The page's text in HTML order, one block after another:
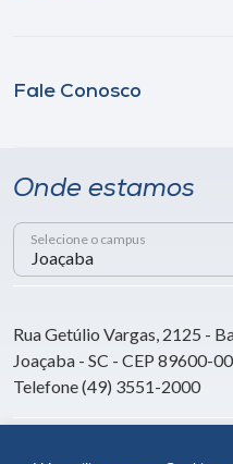
Fale Conosco
Onde estamos
Selecione o campus
Rua Getúlio Vargas, 2125 -
Joaçaba - SC - CEP 89600-
Telefone (49) 3551-2000